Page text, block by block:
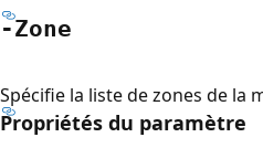
-Zone
Spécifie la liste de zones de la
Propriétés du paramètre